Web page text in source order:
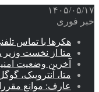
۱۴۰۵/۰۵/۱۷
خبر فوری
هکرها با تماس
متا از نخست
آخرین وضعیت
متا، آنتروپیک،
عارف: موانع